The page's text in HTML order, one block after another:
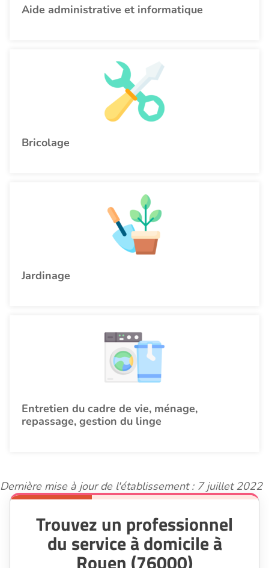
Aide administrative et informatique
Bricolage
Jardinage
Entretien du cadre de vie, ménage,
repassage, gestion du linge
Dernière mise à jour de l'établissement : 7 juillet 2022
Trouvez un professionnel
du service à domicile à